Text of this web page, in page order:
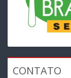
CONTATO